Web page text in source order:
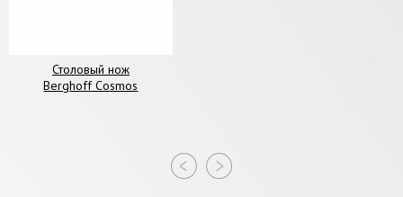
Столовый нож
Berghoff Cosmos